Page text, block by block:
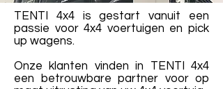
TENTI 4x4 is gestart vanuit een
passie voor 4x4 voertuigen en pick
up wagens.
Onze klanten vinden in TENTI 4x4
een betrouwbare partner voor op